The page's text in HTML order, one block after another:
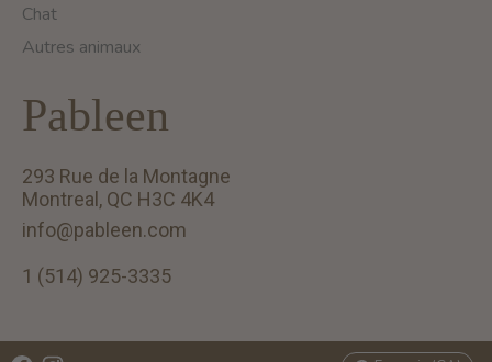
Chat
Autres animaux
Pableen
293 Rue de la Montagne
Montreal, QC H3C 4K4
info@pableen.com
1 (514) 925-3335